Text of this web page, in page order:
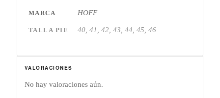
MARCA HOFF
TALLA PIE 40, 41, 42, 43, 44, 45, 46
VALORACIONES
No hay valoraciones aún.